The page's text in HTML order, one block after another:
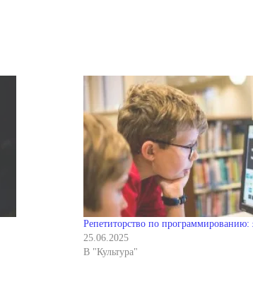
Репетиторство по
25.06.2025
В "Культура"